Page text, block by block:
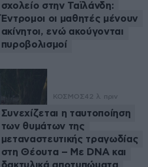
σχολείο στην Ταϊλάνδη:
Έντρομοι οι μαθητές μένουν
ακίνητοι, ενώ ακούγονται
πυροβολισμοί
ΚΟΣΜΟΣ42 λ. πριν
Συνεχίζεται η ταυτοποίηση
των θυμάτων της
μεταναστευτικής τραγωδίας
στη Θέουτα – Με DNA και